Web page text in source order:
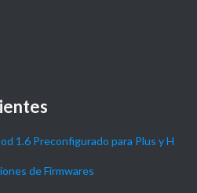
1.6 Preconfigurado para Plus y H
de Firmwares